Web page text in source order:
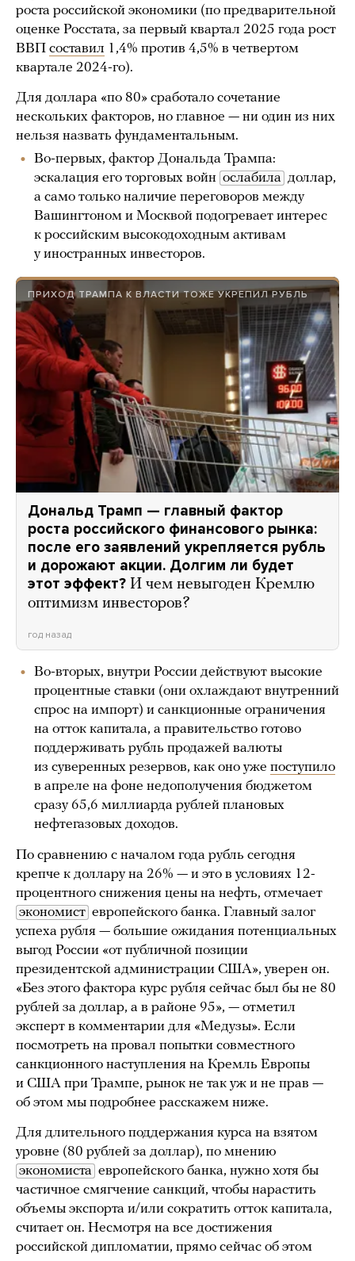
роста российской экономики (по предварительной
оценке Росстата, за первый квартал 2025 года рост
ВВП составил 1,4% против 4,5% в четвертом
квартале 2024-го).
Для доллара «по 80» сработало сочетание
нескольких факторов, но главное — ни один из них
нельзя назвать фундаментальным.
Во-первых, фактор Дональда Трампа:
эскалация его торговых войн ослабила доллар,
а само только наличие переговоров между
Вашингтоном и Москвой подогревает интерес
к российским высокодоходным активам
у иностранных инвесторов.
ПРИХОД ТРАМПА К ВЛАСТИ ТОЖЕ УКРЕПИЛ РУБЛЬ
Дональд Трамп — главный фактор
роста российского финансового рынка:
после его заявлений укрепляется рубль
и дорожают акции. Долгим ли будет
этот эффект? И чем невыгоден Кремлю
оптимизм инвесторов?
год назад
Во-вторых, внутри России действуют высокие
процентные ставки (они охлаждают внутренний
спрос на импорт) и санкционные ограничения
на отток капитала, а правительство готово
поддерживать рубль продажей валюты
из суверенных резервов, как оно уже поступило
в апреле на фоне недополучения бюджетом
сразу 65,6 миллиарда рублей плановых
нефтегазовых доходов.
По сравнению с началом года рубль сегодня
крепче к доллару на 26% — и это в условиях 12-
процентного снижения цены на нефть, отмечает
экономист европейского банка. Главный залог
успеха рубля — большие ожидания потенциальных
выгод России «от публичной позиции
президентской администрации США», уверен он.
«Без этого фактора курс рубля сейчас был бы не 80
рублей за доллар, а в районе 95», — отметил
эксперт в комментарии для «Медузы». Если
посмотреть на провал попытки совместного
санкционного наступления на Кремль Европы
и США при Трампе, рынок не так уж и не прав —
об этом мы подробнее расскажем ниже.
Для длительного поддержания курса на взятом
уровне (80 рублей за доллар), по мнению
экономиста европейского банка, нужно хотя бы
частичное смягчение санкций, чтобы нарастить
объемы экспорта и/или сократить отток капитала,
считает он. Несмотря на все достижения
российской дипломатии, прямо сейчас об этом